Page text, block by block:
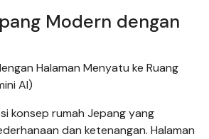
Modern dengan
Halaman Menyatu ke Ruang
AI)
konsep rumah Jepang yang
dan ketenangan. Halaman